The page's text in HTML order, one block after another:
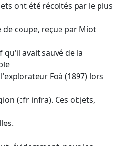
ont été récoltés par le plus
de coupe, reçue par Miot
qu'il avait sauvé de la
Foà (1897) lors
(cfr infra). Ces objets,